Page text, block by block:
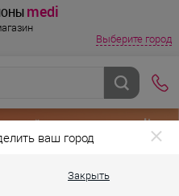
ваш город
Закрыть
medi
Выберите город
Товары для женщин после